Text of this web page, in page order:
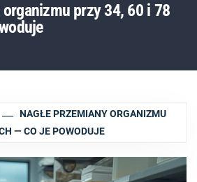
organizmu przy 34, 60 i 78
NAGŁE PRZEMIANY ORGANIZMU
— CO JE POWODUJE